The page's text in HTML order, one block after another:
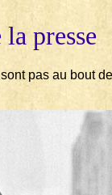
presse
pas au bout